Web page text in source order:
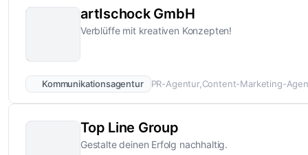
artIschock GmbH
Verblüffe mit kreativen Konzepten!
Kommunikationsagentur PR-Agentur Content-Marketing-
Top Line Group
Gestalte deinen Erfolg nachhaltig.